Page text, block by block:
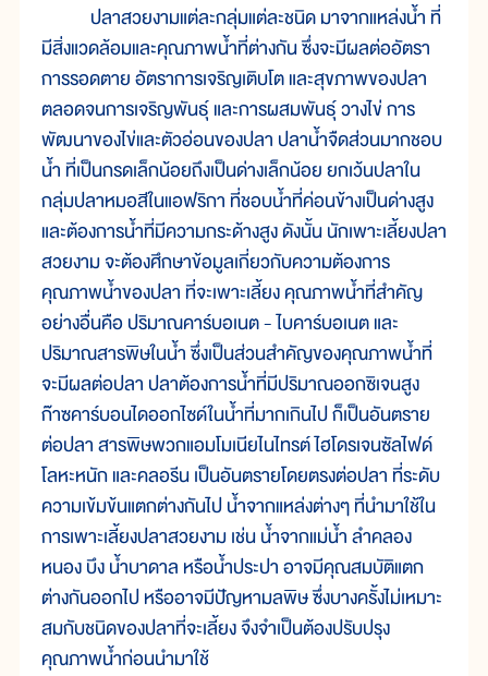
ปลาสวยงามแต่ละกลุ่มแต่ละชนิด มาจากแหล่งน้ำ ที่
มีสิ่งแวดล้อมและคุณภาพน้ำที่ต่างกัน ซึ่งจะมีผลต่ออัตรา
การรอดตาย อัตราการเจริญเติบโต และสุขภาพของปลา
ตลอดจนการเจริญพันธุ์ และการผสมพันธุ์ วางไข่ การ
พัฒนาของไข่และตัวอ่อนของปลา ปลาน้ำจืดส่วนมากชอบ
น้ำ ที่เป็นกรดเล็กน้อยถึงเป็นด่างเล็กน้อย ยกเว้นปลาใน
กลุ่มปลาหมอสีในแอฟริกา ที่ชอบน้ำที่ค่อนข้างเป็นด่างสูง
และต้องการน้ำที่มีความกระด้างสูง ดังนั้น นักเพาะเลี้ยงปลา
สวยงาม จะต้องศึกษาข้อมูลเกี่ยวกับความต้องการ
คุณภาพน้ำของปลา ที่จะเพาะเลี้ยง คุณภาพน้ำที่สำคัญ
อย่างอื่นคือ ปริมาณคาร์บอเนต - ไบคาร์บอเนต และ
ปริมาณสารพิษในน้ำ ซึ่งเป็นส่วนสำคัญของคุณภาพน้ำที่
จะมีผลต่อปลา ปลาต้องการน้ำที่มีปริมาณออกซิเจนสูง
ก๊าซคาร์บอนไดออกไซด์ในน้ำที่มากเกินไป ก็เป็นอันตราย
ต่อปลา สารพิษพวกแอมโมเนียไนไทรต์ ไฮโดรเจนซัลไฟด์
โลหะหนัก และคลอรีน เป็นอันตรายโดยตรงต่อปลา ที่ระดับ
ความเข้มข้นแตกต่างกันไป น้ำจากแหล่งต่างๆ ที่นำมาใช้ใน
การเพาะเลี้ยงปลาสวยงาม เช่น น้ำจากแม่น้ำ ลำคลอง
หนอง บึง น้ำบาดาล หรือน้ำประปา อาจมีคุณสมบัติแตก
ต่างกันออกไป หรืออาจมีปัญหามลพิษ ซึ่งบางครั้งไม่เหมาะ
สมกับชนิดของปลาที่จะเลี้ยง จึงจำเป็นต้องปรับปรุง
คุณภาพน้ำก่อนนำมาใช้